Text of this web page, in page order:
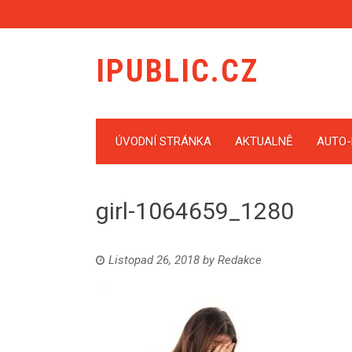
IPUBLIC.CZ
ÚVODNÍ STRÁNKA AKTUALNĚ
girl-1064659_1280
Listopad 26, 2018 by Redakce